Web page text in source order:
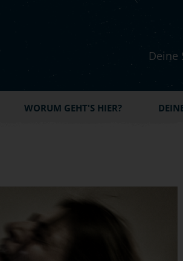
Deine
WORUM GEHT'S HIER?